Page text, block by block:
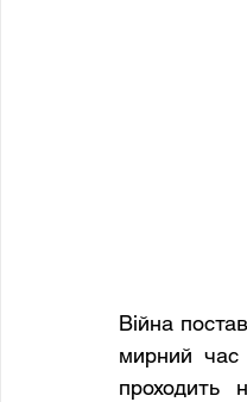
Війна
мирний час
проходить